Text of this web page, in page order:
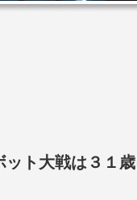
ット大戦は３１